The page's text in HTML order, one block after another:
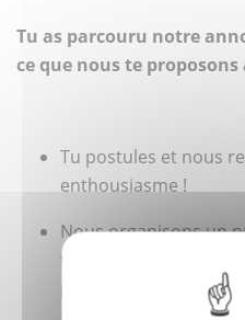
Tu as parcouru notre
ce que nous te proposons
Tu postules et nous
enthousiasme !
Nous organisons un
téléphonique ou visio
pour faire